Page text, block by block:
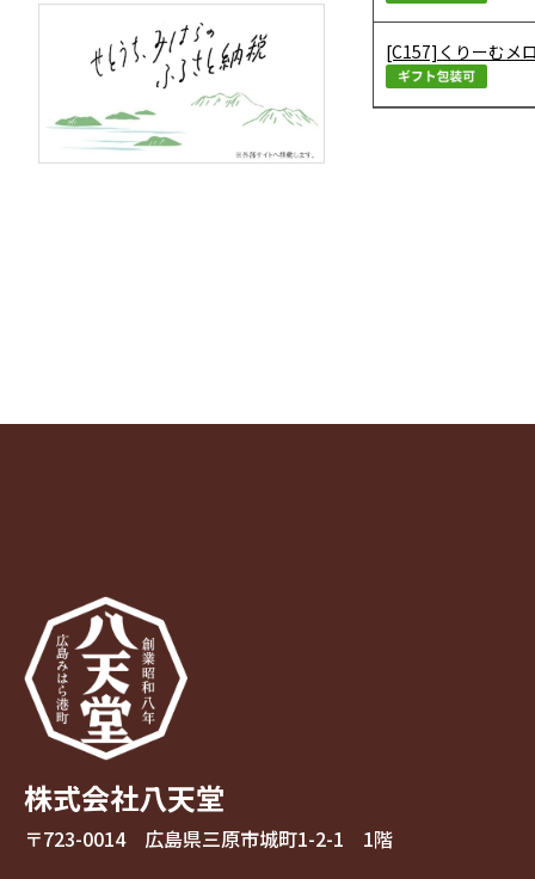
[C157]くりーむメ
株式会社八天堂
〒723-0014 広島県三原市城町1-2-1 1階